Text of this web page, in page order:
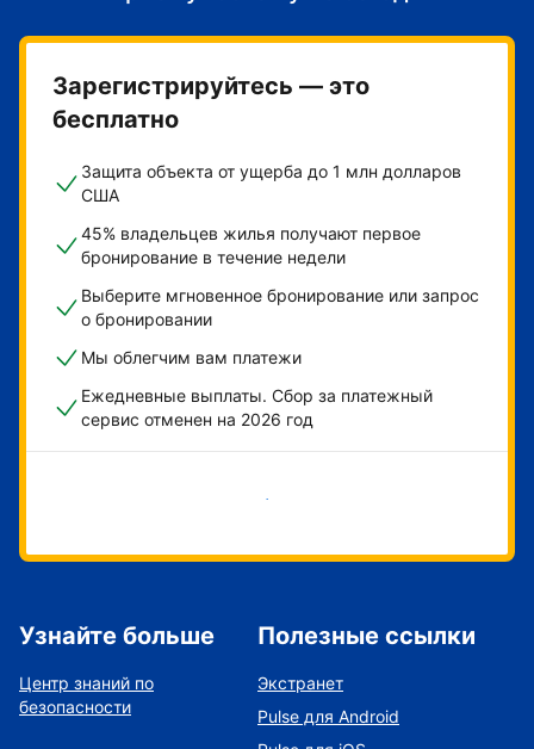
Зарегистрируйтесь — это
бесплатно
Защита объекта от ущерба до 1 млн долларов
США
45% владельцев жилья получают первое
бронирование в течение недели
Выберите мгновенное бронирование или запрос
о бронировании
Мы облегчим вам платежи
Ежедневные выплаты. Сбор за платежный
сервис отменен на 2026 год
Начать
Узнайте больше
Центр знаний по
безопасности
Полезные ссылки
Экстранет
Pulse для Android